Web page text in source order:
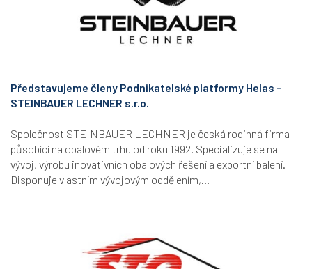
Představujeme členy Podnikatelské platformy Helas -
STEINBAUER LECHNER s.r.o.
Společnost STEINBAUER LECHNER je česká rodinná firma
působící na obalovém trhu od roku 1992. Specializuje se na
vývoj, výrobu inovativních obalových řešení a exportní balení.
Disponuje vlastním vývojovým oddělením,...